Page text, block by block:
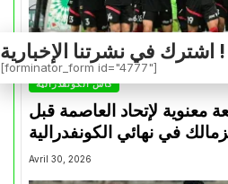
كأس الكونفدرالية
معنوية لإتحاد العاصمة قبل
في نهائي الكونفدرالية
Avril 30, 2026
اشترك في نشرتنا الإخبارية !
[forminator_form id="4777"]